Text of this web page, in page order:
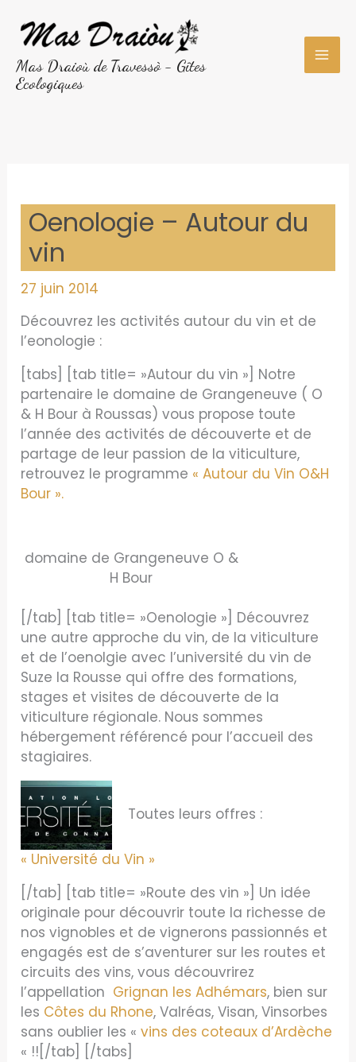
contenu
Mas Draioù de Travessò - Gîtes
Ecologiques
Oenologie – Autour du
vin
27 juin 2014
Découvrez les activités autour du vin et de
l’eonologie :
[tabs] [tab title= »Autour du vin »] Notre
partenaire le domaine de Grangeneuve ( O
& H Bour à Roussas) vous propose toute
l’année des activités de découverte et de
partage de leur passion de la viticulture,
retrouvez le programme « Autour du Vin O&H
Bour ».
domaine de Grangeneuve O &
H Bour
[/tab] [tab title= »Oenologie »] Découvrez
une autre approche du vin, de la viticulture
et de l’oenolgie avec l’université du vin de
Suze la Rousse qui offre des formations,
stages et visites de découverte de la
viticulture régionale. Nous sommes
hébergement référencé pour l’accueil des
stagiaires.
Toutes leurs offres :
« Université du Vin »
[/tab] [tab title= »Route des vin »] Un idée
originale pour découvrir toute la richesse de
nos vignobles et de vignerons passionnés et
engagés est de s’aventurer sur les routes et
circuits des vins, vous découvrirez
l’appellation Grignan les Adhémars, bien sur
les Côtes du Rhone, Valréas, Visan, Vinsorbes
sans oublier les «vins des coteaux d’Ardèche
« !![/tab] [/tabs]